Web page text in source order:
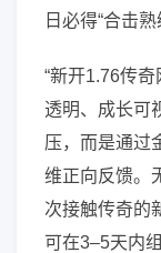
日必得“合击
“新开1.76传
透明、成长可
压，而是通过
维正向反馈。
次接触传奇的
可在3–5天内